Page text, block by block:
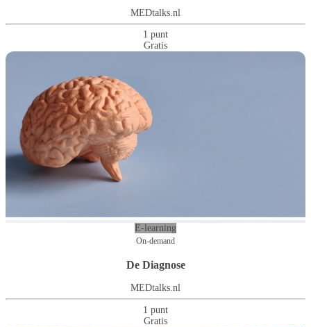
MEDtalks.nl
1 punt
Gratis
E-learning
On-demand
De Diagnose
MEDtalks.nl
1 punt
Gratis